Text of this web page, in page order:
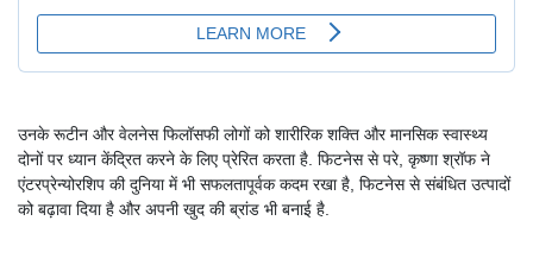
उनके रूटीन और वेलनेस फिलॉसफी लोगों को शारीरिक शक्ति और मानसिक स्वास्थ्य
दोनों पर ध्यान केंद्रित करने के लिए प्रेरित करता है. फिटनेस से परे, कृष्णा श्रॉफ ने
एंटरप्रेन्योरशिप की दुनिया में भी सफलतापूर्वक कदम रखा है, फिटनेस से संबंधित उत्पादों
को बढ़ावा दिया है और अपनी खुद की ब्रांड भी बनाई है.